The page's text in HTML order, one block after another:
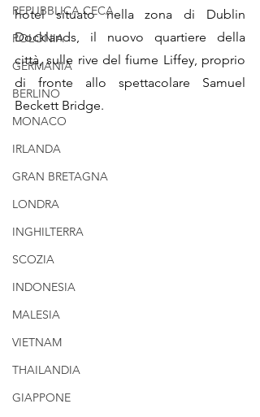
REPUBBLICA CECA
POLONIA
GERMANIA
BERLINO
MONACO
IRLANDA
GRAN BRETAGNA
LONDRA
INGHILTERRA
SCOZIA
INDONESIA
MALESIA
VIETNAM
THAILANDIA
GIAPPONE
hotel situato nella zona di Dublin
Docklands, il nuovo quartiere della
città, sulle rive del fiume Liffey, proprio
di fronte allo spettacolare Samuel
Beckett Bridge.